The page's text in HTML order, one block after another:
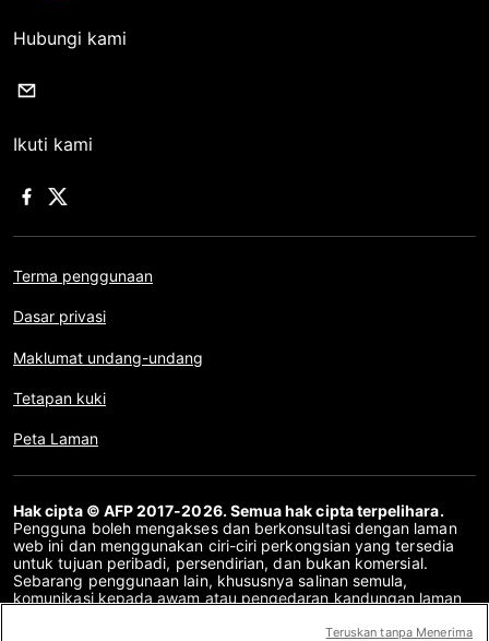
Hubungi kami
Ikuti kami
Terma penggunaan
Dasar privasi
Maklumat undang-undang
Tetapan kuki
Peta Laman
Hak cipta © AFP 2017-2026. Semua hak cipta terpelihara.
Pengguna boleh mengakses dan berkonsultasi dengan laman
web ini dan menggunakan ciri-ciri perkongsian yang tersedia
untuk tujuan peribadi, persendirian, dan bukan komersial.
Sebarang penggunaan lain, khususnya salinan semula,
komunikasi kepada awam atau pengedaran kandungan laman
sebarang tujuan lain dan/atau dengan cara lain, tanpa
Teruskan tanpa Menerima